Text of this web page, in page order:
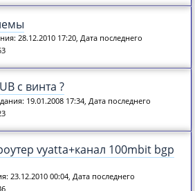
28.12.2010 17:20, Дата последнего
c винта ?
19.01.2008 17:34, Дата последнего
vyatta+канал 100mbit bgp
23.12.2010 00:04, Дата последнего